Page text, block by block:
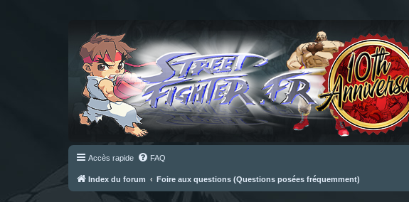
Accès rapide FAQ
Index du forum Foire aux questions (Questions posées fréquemment)